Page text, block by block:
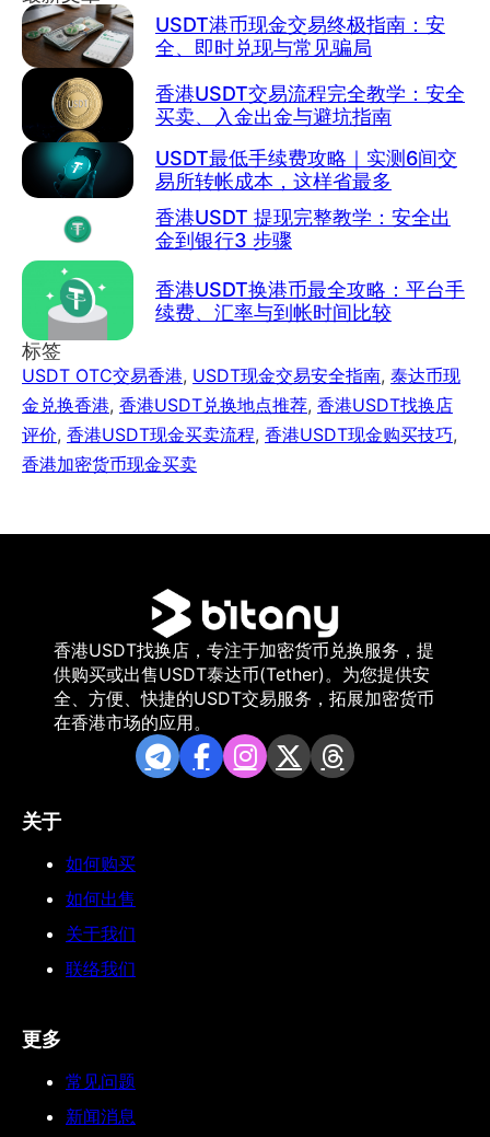
USDT港币现金交易终极指南：安
全、即时兑现与常见骗局
香港USDT交易流程完全教学：安全
买卖、入金出金与避坑指南
USDT最低手续费攻略｜实测6间交
易所转帐成本，这样省最多
香港USDT 提现完整教学：安全出
金到银行3 步骤
香港USDT换港币最全攻略：平台手
续费、汇率与到帐时间比较
标签
USDT OTC交易香港, USDT现金交易安全指南, 泰达币现
金兑换香港, 香港USDT兑换地点推荐, 香港USDT找换店
评价, 香港USDT现金买卖流程, 香港USDT现金购买技巧,
香港加密货币现金买卖
香港USDT找换店，专注于加密货币兑换服务，提
供购买或出售USDT泰达币(Tether)。为您提供安
全、方便、快捷的USDT交易服务，拓展加密货币
在香港市场的应用。
关于
如何购买
如何出售
关于我们
联络我们
更多
常见问题
新闻消息